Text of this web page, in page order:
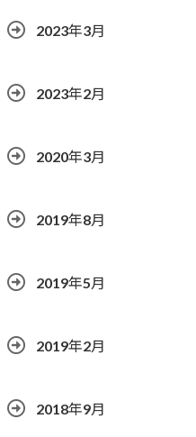
2023年3月
2023年2月
2020年3月
2019年8月
2019年5月
2019年2月
2018年9月